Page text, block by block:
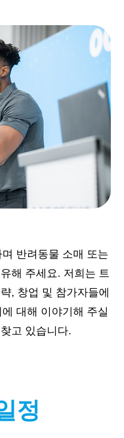
반려동물 소매 또는
해 주세요. 저희는 트
, 창업 및 참가자들에
대해 이야기해 주실
고 있습니다.
정